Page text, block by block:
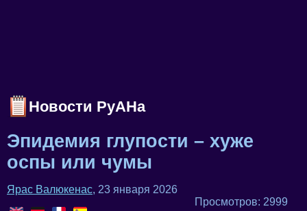
Новости РуАНа
Эпидемия глупости – хуже
оспы или чумы
Ярас Валюкенас, 23 января 2026
Просмотров: 2999